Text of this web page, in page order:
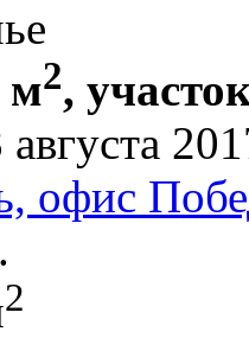
м2,
офис
2